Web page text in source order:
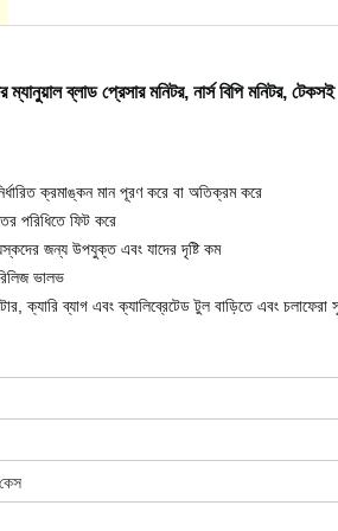
ব্লাড প্রেসার মনিটর, নার্স বিপি মনিটর,
ক্রমাঙ্কন মান পূরণ করে বা অতিক্রম করে
পরিধিতে ফিট করে
জন্য উপযুক্ত এবং যাদের দৃষ্টি কম
ভালভ
ক্যারি ব্যাগ এবং ক্যালিব্রেটেড টুল বাড়িতে এবং